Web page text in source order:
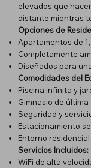
elevados que
distante mientras
Opciones de
Apartamentos de
Completamente
Diseñados para
Comodidades del
Piscina infinita y
Gimnasio de
Seguridad y
Estacionamiento
Entorno
Servicios Incluidos:
WiFi de alta